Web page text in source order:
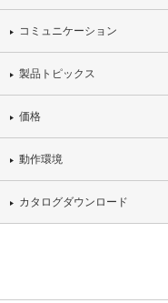
コミュニケーション
製品トピックス
価格
動作環境
カタログダウンロード